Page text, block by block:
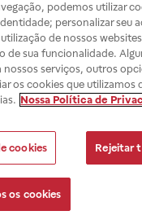
podemos utilizar
personalizar seu
de nossos
de sua funcionalidade.
nossos serviços, outros
os cookies que utilizamos
Nossa Política de
cookies Rejeitar
os cookies